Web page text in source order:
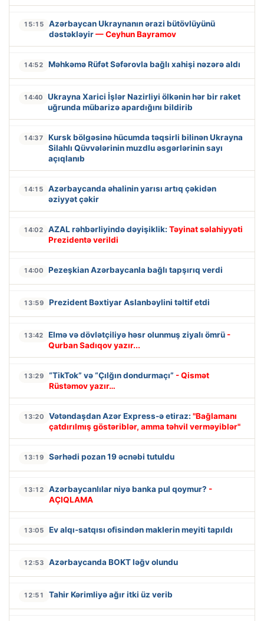
15:15
Azərbaycan Ukraynanın ərazi bütövlüyünü
dəstəkləyir— Ceyhun Bayramov
14:52 Məhkəmə Rüfət Səfərovla bağlı xahişi nəzərə aldı
14:40
Ukrayna Xarici İşlər Nazirliyi ölkənin hər bir raket
uğrunda mübarizə apardığını bildirib
14:37
Kursk bölgəsinə hücumda təqsirli bilinən Ukrayna
Silahlı Qüvvələrinin muzdlu əsgərlərinin sayı
açıqlanıb
14:15
Azərbaycanda əhalinin yarısı artıq çəkidən
əziyyət çəkir
14:02 AZAL rəhbərliyində dəyişiklik: Təyinat səlahiyyəti
Prezidentə verildi
14:00 Pezeşkian Azərbaycanla bağlı tapşırıq verdi
13:59 Prezident Bəxtiyar Aslanbəylini təltif etdi
13:42 Elmə və dövlətçiliyə həsr olunmuş ziyalı ömrü -
Qurban Sadıqov yazır...
13:29 “TikTok” və “Çılğın dondurmaçı” - Qismət
Rüstəmov yazır…
13:20 Vətəndaşdan Azər Express-ə etiraz: "Bağlamanı
çatdırılmış göstəriblər, amma təhvil verməyiblər"
13:19 Sərhədi pozan 19 əcnəbi tutuldu
13:12 Azərbaycanlılar niyə banka pul qoymur? -
AÇIQLAMA
13:05 Ev alqı-satqısı ofisindən maklerin meyiti tapıldı
12:53 Azərbaycanda BOKT ləğv olundu
12:51 Tahir Kərimliyə ağır itki üz verib